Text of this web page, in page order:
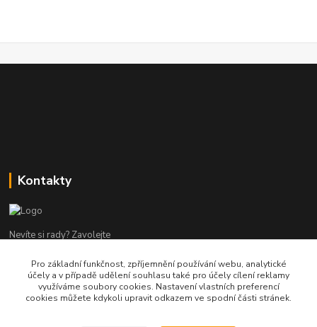
Kontakty
Nevíte si rady? Zavolejte
tel:+420 602960000
8-19 Po Pá
Pro základní funkčnost, zpříjemnění používání webu, analytické
účely a v případě udělení souhlasu také pro účely cílení reklamy
využíváme soubory cookies. Nastavení vlastních preferencí
cookies můžete kdykoli upravit odkazem ve spodní části stránek.